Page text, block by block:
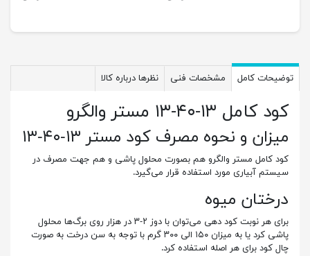
توضیحات کامل مشخصات فنی نظرها درباره کالا
کود کامل ۱۳-۴۰-۱۳ مستر والگرو
میزان و نحوه مصرف کود مستر ۱۳-۴۰-۱۳
کود کامل مستر والگرو هم بصورت محلول پاشی و هم جهت مصرف در
سیستم آبیاری مورد استفاده قرار می‌گیرد.
درختان میوه
برای هر نوبت کود دهی می‌توان با دوز ۲-۳ در هزار روی برگ‌ها محلول
پاشی کرد یا به میزان ۱۵۰ الی ۳۰۰ گرم با توجه به سن درخت به صورت
چال کود برای هر اصله استفاده کرد.